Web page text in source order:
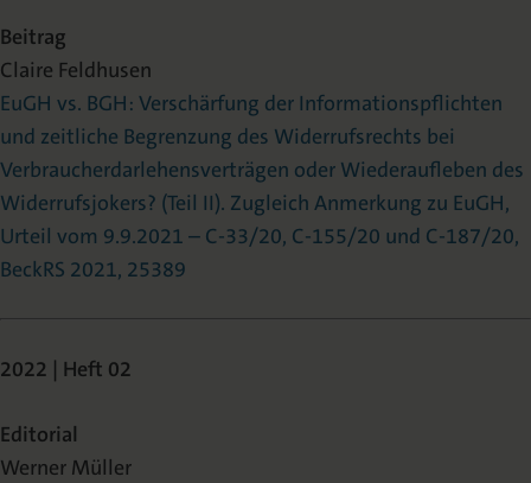
Beitrag
Claire Feldhusen
EuGH vs. BGH: Verschärfung der Informationspflichten
und zeitliche Begrenzung des Widerrufsrechts bei
Verbraucherdarlehensverträgen oder Wiederaufleben des
Widerrufsjokers? (Teil II). Zugleich Anmerkung zu EuGH,
Urteil vom 9.9.2021 – C-33/20, C-155/20 und C-187/20,
BeckRS 2021, 25389
2022 | Heft 02
Editorial
Werner Müller